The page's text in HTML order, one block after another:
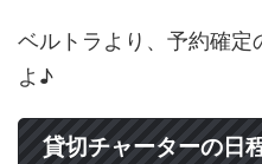
ベルトラより、予約確定
よ♪
貸切チャーターの日